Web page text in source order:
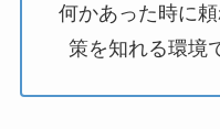
何かあった時に
策を知れる環境